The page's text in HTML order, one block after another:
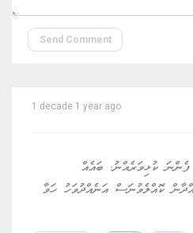
Send Comment
1 decade 1 year ago
ކުޅިވަރެއްނު. ބައެއް
ކޮއްލެވުނަސް އަނެއްދުވަހު ހަވާ